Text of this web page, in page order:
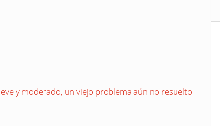
y moderado, un viejo problema aún no resuelto